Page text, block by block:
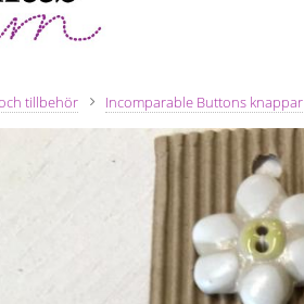
tillbehör Incomparable Buttons knappar